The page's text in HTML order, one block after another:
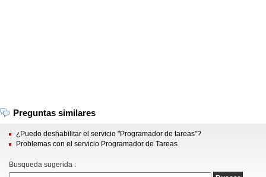
Preguntas similares
¿Puedo deshabilitar el servicio "Programador de tareas"?
Problemas con el servicio Programador de Tareas
Busqueda sugerida :